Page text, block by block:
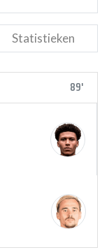
Statistieken
89'